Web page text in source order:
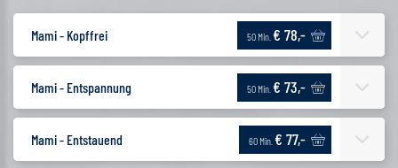
Mami - Kopffrei 50 Min. € 78,-
Mami - Entspannung 50 Min. € 73,-
Mami - Entstauend 60 Min. € 77,-